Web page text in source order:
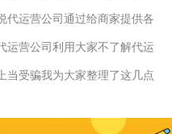
代运营公司通过给商家提供各
运营公司利用大家不了解代运
当受骗我为大家整理了这几点